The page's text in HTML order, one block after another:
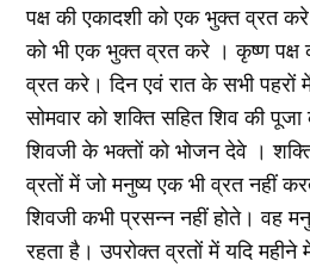
पक्ष की एकादशी को एक भुक्त व्रत
को भी एक भुक्त व्रत करे । कृष्ण पक्ष
व्रत करे। दिन एवं रात के सभी पहरों
सोमवार को शक्ति सहित शिव की
शिवजी के भक्तों को भोजन देवे ।
व्रतों में जो मनुष्य एक भी व्रत नहीं
शिवजी कभी प्रसन्न नहीं होते। वह
रहता है। उपरोक्त व्रतों में यदि